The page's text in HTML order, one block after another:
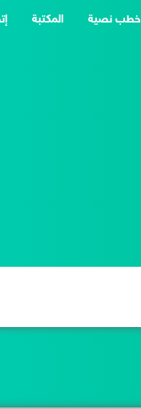
خطب نصية المكتبة